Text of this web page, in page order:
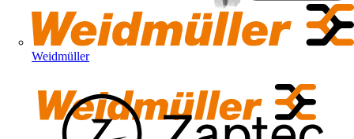
Weidmüller